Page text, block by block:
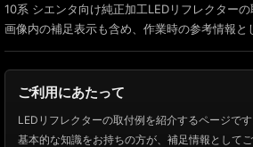
10系 シエンタ向け純正加工LEDリフレクターの
画像内の補足表示も含め、作業時の参考情報と
ご利用にあたって
LEDリフレクターの取付例を紹介するページです
基本的な知識をお持ちの方が、補足情報として